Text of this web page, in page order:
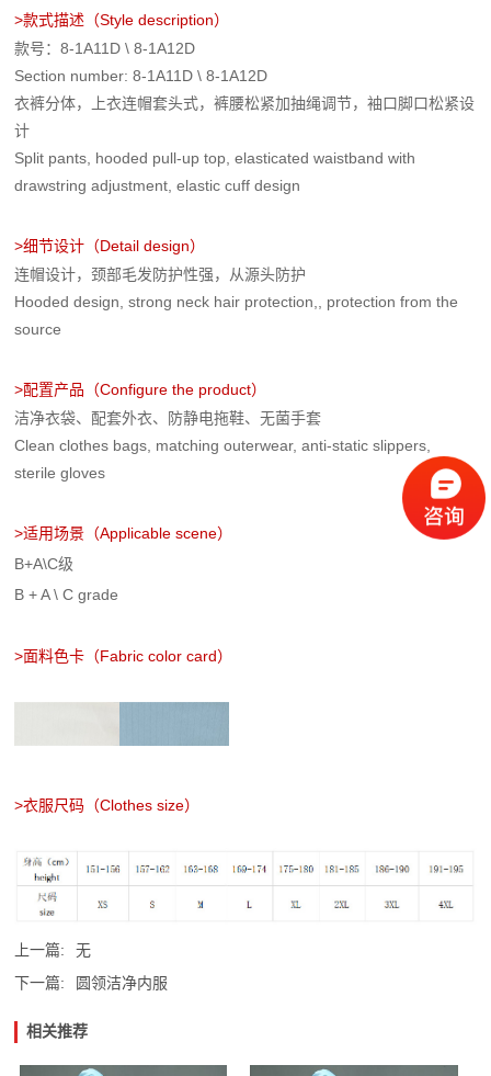
>款式描述（Style description）
款号：8-1A11D \ 8-1A12D
Section number: 8-1A11D \ 8-1A12D
衣裤分体，上衣连帽套头式，裤腰松紧加抽绳调节，袖口脚口松紧设
计
Split pants, hooded pull-up top, elasticated waistband with
drawstring adjustment, elastic cuff design
>细节设计 （Detail design）
连帽设计，颈部毛发防护性强，从源头防护
Hooded design, strong neck hair protection,, protection from the
source
>配置产品 （Configure the product）
洁净衣袋、配套外衣、防静电拖鞋、无菌手套
Clean clothes bags, matching outerwear, anti-static slippers,
sterile gloves
>适用场景 （Applicable scene）
B+A\C级
B + A \ C grade
>面料色卡 （Fabric color card）
>衣服尺码（Clothes size）
上一篇:
无
下一篇:
圆领洁净内服
相关推荐